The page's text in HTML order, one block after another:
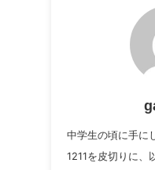
中学生の頃に手に
1211を皮切りに、